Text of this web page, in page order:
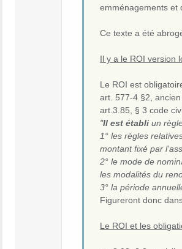
emménagements et
Ce texte a été
Il y a le ROI version
Le ROI est
art. 577-4 §2,
art.3.85, § 3 code
"Il est établi un
1° les règles
montant fixé par
2° le mode de
les modalités du
3° la période
Figureront donc
Le ROI et les